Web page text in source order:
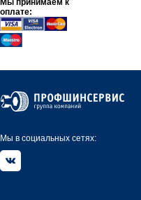
Мы принимаем к
оплате:
Мы в социальных сетях: